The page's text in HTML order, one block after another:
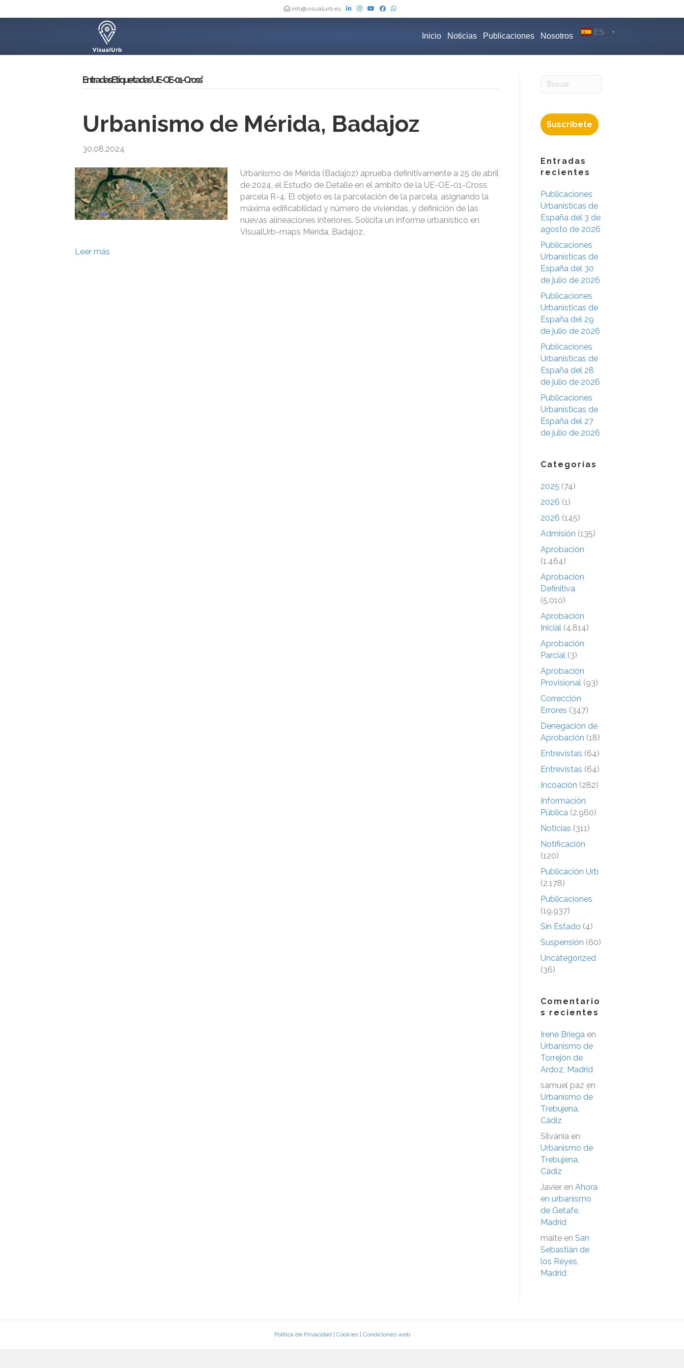
info@visualurb.es
Inicio Noticias Publicaciones Nosotros ES
Entradas Etiquetadas ‘UE-OE-01-Cross’
Urbanismo de Mérida, Badajoz
30.08.2024
Urbanismo de Mérida (Badajoz) aprueba definitivamente a 25 de abril
de 2024, el Estudio de Detalle en el ámbito de la UE-OE-01-Cross,
parcela R-4. El objeto es la parcelación de la parcela, asignando la
máxima edificabilidad y número de viviendas, y definición de las
nuevas alineaciones interiores. Solicita un informe urbanístico en
VisualUrb-maps Mérida, Badajoz.
Leer más
Suscríbete
Entradas
recientes
Publicaciones
Urbanísticas de
España del 3 de
agosto de 2026
Publicaciones
Urbanísticas de
España del 30
de julio de 2026
Publicaciones
Urbanísticas de
España del 29
de julio de 2026
Publicaciones
Urbanísticas de
España del 28
de julio de 2026
Publicaciones
Urbanísticas de
España del 27
de julio de 2026
Categorías
2025 (74)
2026 (1)
2026 (145)
Admisión (135)
Aprobación
(1.464)
Aprobación
Definitiva
(5.010)
Aprobación
Inicial (4.814)
Aprobación
Parcial (3)
Aprobación
Provisional (93)
Corrección
Errores (347)
Denegación de
Aprobación (18)
Entrevistas (64)
Entrevistas (64)
Incoación (282)
Información
Pública (2.960)
Noticias (311)
Notificación
(120)
Publicación Urb
(2.178)
Publicaciones
(19.937)
Sin Estado (4)
Suspensión (60)
Uncategorized
(36)
Comentario
s recientes
Irene Briega en
Urbanismo de
Torrejón de
Ardoz, Madrid
samuel paz en
Urbanismo de
Trebujena,
Cádiz
Silvania en
Urbanismo de
Trebujena,
Cádiz
Javier en Ahora
en urbanismo
de Getafe,
Madrid
maite en San
Sebastián de
los Reyes,
Madrid
Política de Privacidad| Cookies| Condiciones web